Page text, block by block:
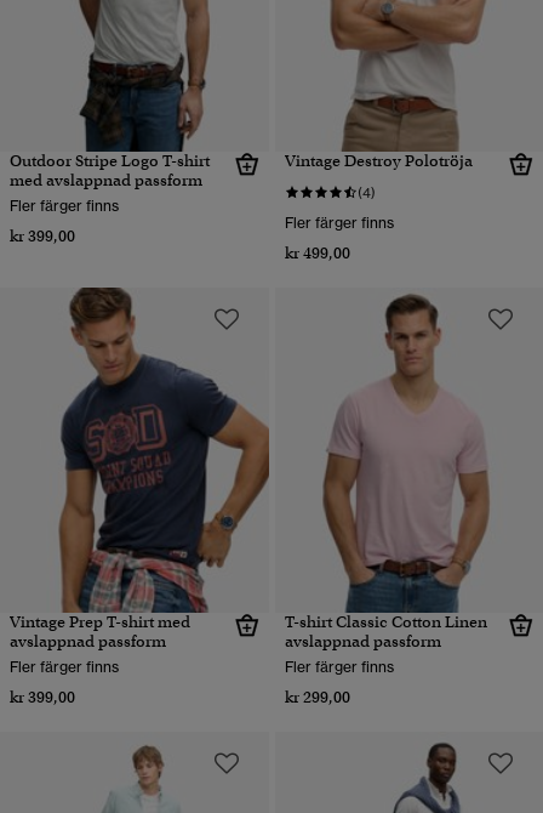
Outdoor Stripe Logo T-shirt
med avslappnad passform
Fler färger finns
kr 399,00
Vintage Destroy Polotröja
(4)
Fler färger finns
kr 499,00
Vintage Prep T-shirt med
avslappnad passform
Fler färger finns
kr 399,00
T-shirt Classic Cotton Linen
avslappnad passform
Fler färger finns
kr 299,00